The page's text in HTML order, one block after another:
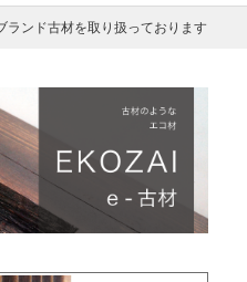
ランド古材を取り扱っております